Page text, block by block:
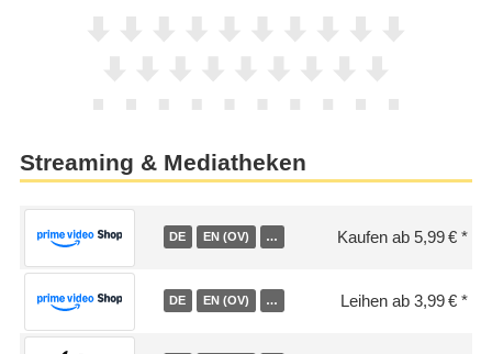
Streaming & Mediatheken
DE EN (OV) … Kaufen ab 5,99 €
DE EN (OV) … Leihen ab 3,99 €